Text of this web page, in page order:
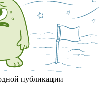
публикации